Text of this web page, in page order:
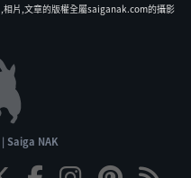
片,文章的版權全屬saiganak.com的攝影
Saiga NAK